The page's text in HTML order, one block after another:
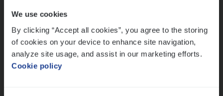
We use cookies
By clicking “Accept all cookies”, you agree to the storing
of cookies on your device to enhance site navigation,
analyze site usage, and assist in our marketing efforts.
Cookie policy
Insu­ran­ce Bro­kerKMO
Sales Management
Antwerpen